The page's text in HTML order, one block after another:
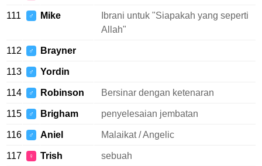
111 ♂ Mike
Ibrani untuk "Siapakah yang seperti
Allah"
112 ♂ Brayner
113 ♂ Yordin
114 ♂ Robinson Bersinar dengan ketenaran
115 ♂ Brigham penyelesaian jembatan
116 ♂ Aniel Malaikat / Angelic
117 ♀ Trish sebuah